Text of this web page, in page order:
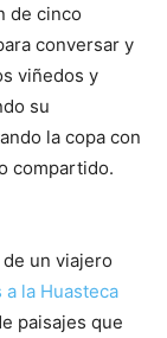
de cinco
conversar y
viñedos y
su
la copa con
compartido.
un viajero
la Huasteca
paisajes que